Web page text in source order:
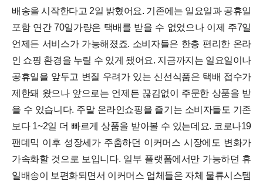
배송을 시작한다고 2일 밝혔어요. 기존에는 일요일과 공휴일
포함 연간 70일가량은 택배를 받을 수 없었으나 이제 주7일
언제든 서비스가 가능해졌죠. 소비자들은 한층 편리한 온라
인 쇼핑 환경을 누릴 수 있게 됐어요. 지금까지는 일요일이나
공휴일을 앞두고 변질 우려가 있는 신선식품은 택배 접수가
제한돼 왔으나 앞으로는 언제든 끊김없이 주문한 상품을 받
을 수 있습니다. 주말 온라인쇼핑을 즐기는 소비자들도 기존
보다 1~2일 더 빠르게 상품을 받아볼 수 있는데요. 코로나19
팬데믹 이후 성장세가 주춤하던 이커머스 시장에도 변화가
가속화할 것으로 보입니다. 일부 플랫폼에서만 가능하던 휴
일배송이 보편화되면서 이커머스 업체들은 자체 물류시스템